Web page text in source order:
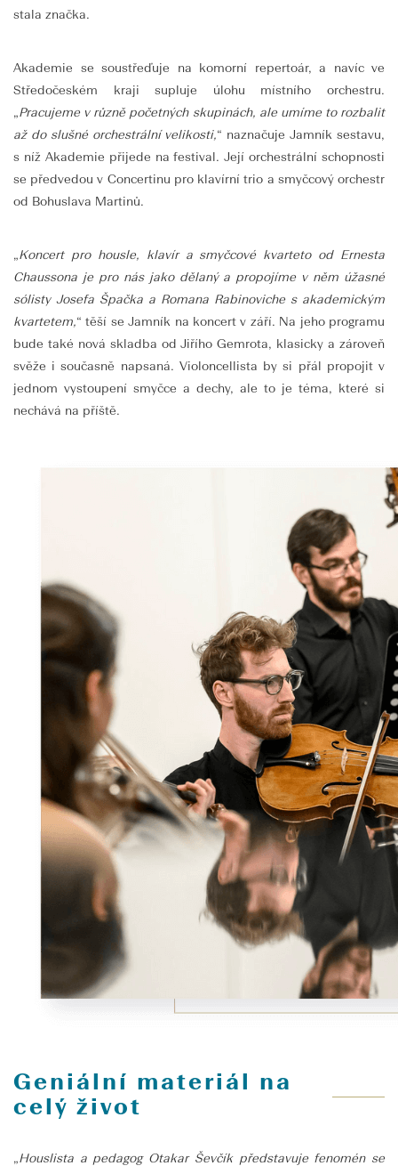
stala značka.
Akademie se soustřeďuje na komorní repertoár, a navíc ve
Středočeském kraji supluje úlohu místního orchestru.
„Pracujeme v různě početných skupinách, ale umíme to rozbalit
až do slušné orchestrální velikosti,“ naznačuje Jamník sestavu,
s níž Akademie přijede na festival. Její orchestrální schopnosti
se předvedou v Concertinu pro klavírní trio a smyčcový orchestr
od Bohuslava Martinů.
„Koncert pro housle, klavír a smyčcové kvarteto od Ernesta
Chaussona je pro nás jako dělaný a propojíme v něm úžasné
sólisty Josefa Špačka a Romana Rabinoviche s akademickým
kvartetem,“ těší se Jamník na koncert v září. Na jeho programu
bude také nová skladba od Jiřího Gemrota, klasicky a zároveň
svěže i současně napsaná. Violoncellista by si přál propojit v
jednom vystoupení smyčce a dechy, ale to je téma, které si
nechává na příště.
Geniální materiál na
celý život
„Houslista a pedagog Otakar Ševčík představuje fenomén se